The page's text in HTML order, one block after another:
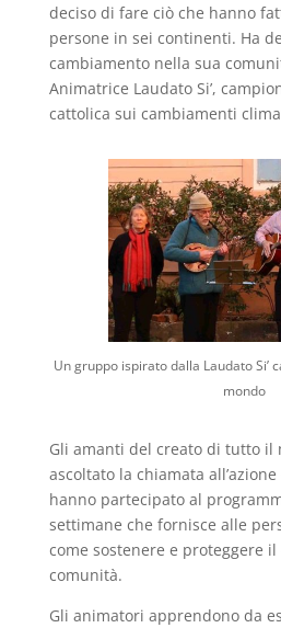
deciso di fare ciò che hanno
persone in sei continenti. Ha
cambiamento nella sua
Animatrice Laudato Si’,
cattolica sui cambiamenti
Un gruppo ispirato dalla Laudato Si’
mondo
Gli amanti del creato di tutto il
ascoltato la chiamata
hanno partecipato al
settimane che fornisce alle
come sostenere e proteggere
comunità.
Gli animatori apprendono da